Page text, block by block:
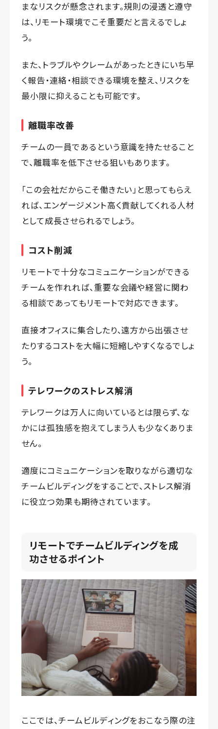
まなリスクが懸念されます。規則の浸透と遵守
は、リモート環境でこそ重要だと言えるでしょ
う。
また、トラブルやクレームがあったときにいち早
く報告・連絡・相談できる環境を整え、リスクを
最小限に抑えることも可能です。
離職率改善
チームの一員であるという意識を持たせること
で、離職率を低下させる狙いもあります。
「この会社だからこそ働きたい」と思ってもらえ
れば、エンゲージメント高く貢献してくれる人材
として成長させられるでしょう。
コスト削減
リモートで十分なコミュニケーションができる
チームを作れれば、重要な会議や経営に関わ
る相談であってもリモートで対応できます。
直接オフィスに集合したり、遠方から出張させ
たりするコストを大幅に短縮しやすくなるでしょ
う。
テレワークのストレス解消
テレワークは万人に向いているとは限らず、な
かには孤独感を抱えてしまう人も少なくありま
せん。
適度にコミュニケーションを取りながら適切な
チームビルディングをすることで、ストレス解消
に役立つ効果も期待されています。
リモートでチームビルディングを成
功させるポイント
ここでは、チームビルディングをおこなう際の注